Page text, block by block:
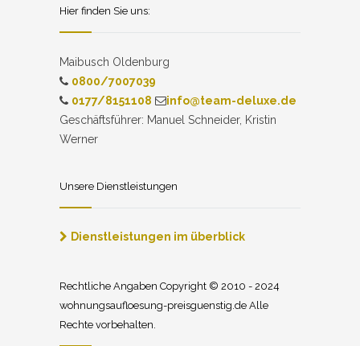
Hier finden Sie uns:
Maibusch Oldenburg
0800/7007039
0177/8151108
info@team-deluxe.de
Geschäftsführer: Manuel Schneider, Kristin
Werner
Unsere Dienstleistungen
Dienstleistungen im überblick
Rechtliche Angaben Copyright © 2010 - 2024
wohnungsaufloesung-preisguenstig.de Alle
Rechte vorbehalten.